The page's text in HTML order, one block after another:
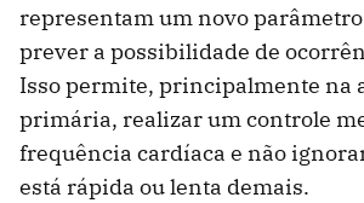
representam um novo parâmetro
prever a possibilidade de
Isso permite, principalmente na
primária, realizar um controle
frequência cardíaca e não
está rápida ou lenta demais.